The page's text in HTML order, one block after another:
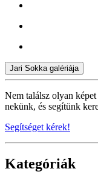
Jari Sokka galériája
Nem találsz olyan
nekünk, és segítünk
Segítséget kérek!
Kategóriák